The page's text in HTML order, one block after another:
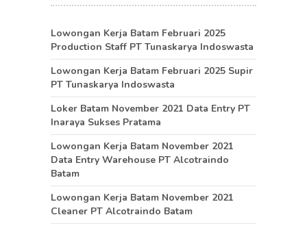
Lowongan Kerja Batam Februari 2025
Production Staff PT Tunaskarya Indoswasta
Lowongan Kerja Batam Februari 2025 Supir
PT Tunaskarya Indoswasta
Loker Batam November 2021 Data Entry PT
Inaraya Sukses Pratama
Lowongan Kerja Batam November 2021
Data Entry Warehouse PT Alcotraindo
Batam
Lowongan Kerja Batam November 2021
Cleaner PT Alcotraindo Batam